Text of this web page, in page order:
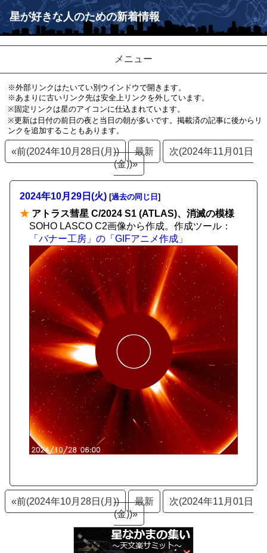
星が好きな人のための新着情報
メニュー
※外部リンクはたいてい別ウインドウで開きます。
※あまりに古いリンク先は安全上リンクを外しています。
※固定リンクは星のアイコンに仕込まれています。
※更新は日付の前日の夜と当日の朝が多いです。掲載済の記事に後からリ
ンクを追加することもあります。
«前(2024年10月28日(月)) 最新
次(2024年11月01日
(金))»
2024年10月29日(火) [過去の同じ日 ]
★ アトラス彗星 C/2024 S1 (ATLAS)、消滅の模様
SOHO LASCO C2画像から作成。作成ツール：
「バナー工房」の「GIFアニメ作成」
«前(2024年10月28日(月)) 最新
次(2024年11月01日
(金))»